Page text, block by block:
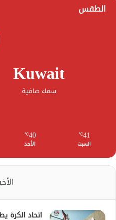
الطقس
Kuwait
سماء صافية
41
℃
السبت
40
℃
الأحد
اتحاد الكرة